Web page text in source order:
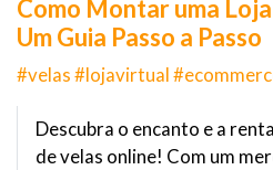
Como Montar uma
Um Guia Passo a Passo
#velas #lojavirtual
Descubra o encanto e a
de velas online! Com um